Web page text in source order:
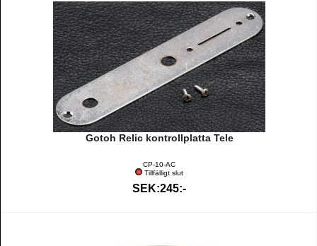
Gotoh Relic kontrollplatta Tele
CP-10-AC
Tillfälligt slut
SEK:245:-